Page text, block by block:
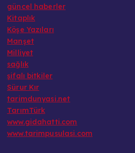
güncel haberler
Kitaplık
Köşe Yazıları
Manşet
Milliyet
sağlık
şifalı bitkiler
Sürur Kır
tarimdunyasi.net
TarımTürk
www.gidahatti.com
www.tarimpusulasi.com